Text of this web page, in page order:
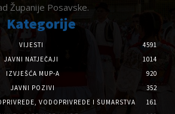
Županije Posavske.
Kategorije
VIJESTI
4591
JAVNI NATJEČAJI
1014
IZVJEŠĆA MUP-A
920
JAVNI POZIVI
352
VODOPRIVREDE I ŠUMARSTVA
161